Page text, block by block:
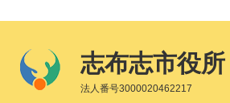
志布志市役所
法人番号3000020462217